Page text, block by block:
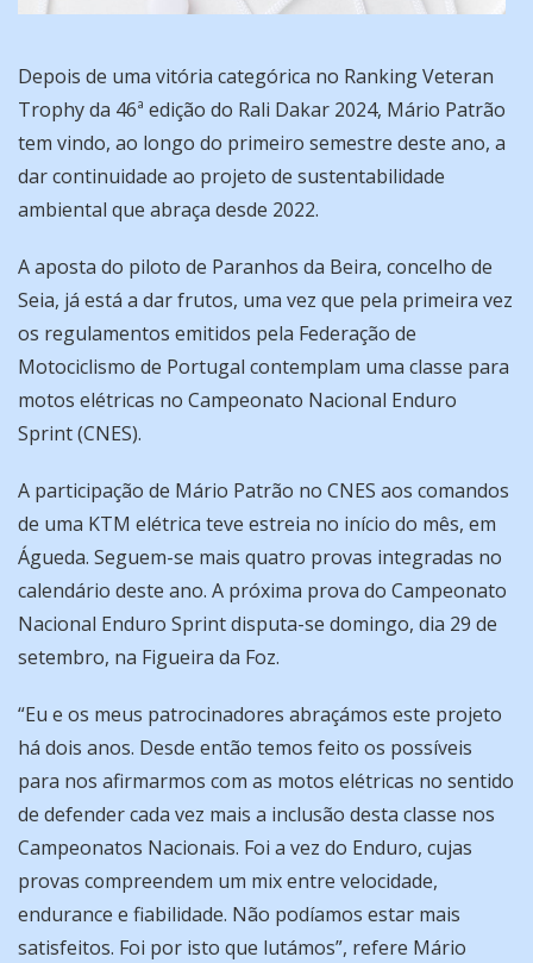
Depois de uma vitória categórica no Ranking Veteran
Trophy da 46ª edição do Rali Dakar 2024, Mário Patrão
tem vindo, ao longo do primeiro semestre deste ano, a
dar continuidade ao projeto de sustentabilidade
ambiental que abraça desde 2022.
A aposta do piloto de Paranhos da Beira, concelho de
Seia, já está a dar frutos, uma vez que pela primeira vez
os regulamentos emitidos pela Federação de
Motociclismo de Portugal contemplam uma classe para
motos elétricas no Campeonato Nacional Enduro
Sprint (CNES).
A participação de Mário Patrão no CNES aos comandos
de uma KTM elétrica teve estreia no início do mês, em
Águeda. Seguem-se mais quatro provas integradas no
calendário deste ano. A próxima prova do Campeonato
Nacional Enduro Sprint disputa-se domingo, dia 29 de
setembro, na Figueira da Foz.
“Eu e os meus patrocinadores abraçámos este projeto
há dois anos. Desde então temos feito os possíveis
para nos afirmarmos com as motos elétricas no sentido
de defender cada vez mais a inclusão desta classe nos
Campeonatos Nacionais. Foi a vez do Enduro, cujas
provas compreendem um mix entre velocidade,
endurance e fiabilidade. Não podíamos estar mais
satisfeitos. Foi por isto que lutámos”, refere Mário